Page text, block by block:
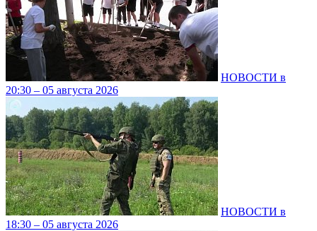
НОВОСТИ в
20:30 – 05 августа 2026
НОВОСТИ в
18:30 – 05 августа 2026